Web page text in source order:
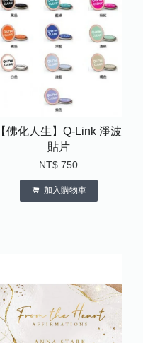
【佛化人生】Q-Link 淨波
貼片
NT$ 750
加入購物車